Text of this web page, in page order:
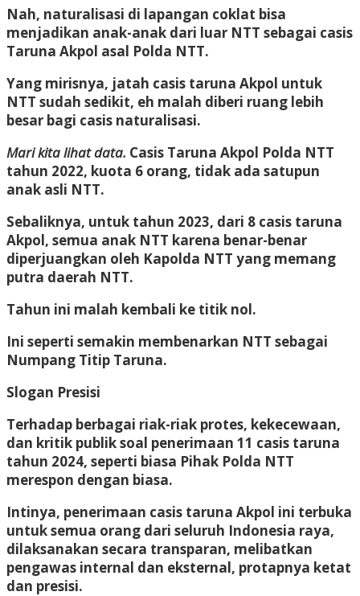
Nah, naturalisasi di lapangan coklat bisa
menjadikan anak-anak dari luar NTT sebagai casis
Taruna Akpol asal Polda NTT.
Yang mirisnya, jatah casis taruna Akpol untuk
NTT sudah sedikit, eh malah diberi ruang lebih
besar bagi casis naturalisasi.
Mari kita lihat data. Casis Taruna Akpol Polda NTT
tahun 2022, kuota 6 orang, tidak ada satupun
anak asli NTT.
Sebaliknya, untuk tahun 2023, dari 8 casis taruna
Akpol, semua anak NTT karena benar-benar
diperjuangkan oleh Kapolda NTT yang memang
putra daerah NTT.
Tahun ini malah kembali ke titik nol.
Ini seperti semakin membenarkan NTT sebagai
Numpang Titip Taruna.
Slogan Presisi
Terhadap berbagai riak-riak protes, kekecewaan,
dan kritik publik soal penerimaan 11 casis taruna
tahun 2024, seperti biasa Pihak Polda NTT
merespon dengan biasa.
Intinya, penerimaan casis taruna Akpol ini terbuka
untuk semua orang dari seluruh Indonesia raya,
dilaksanakan secara transparan, melibatkan
pengawas internal dan eksternal, protapnya ketat
dan presisi.